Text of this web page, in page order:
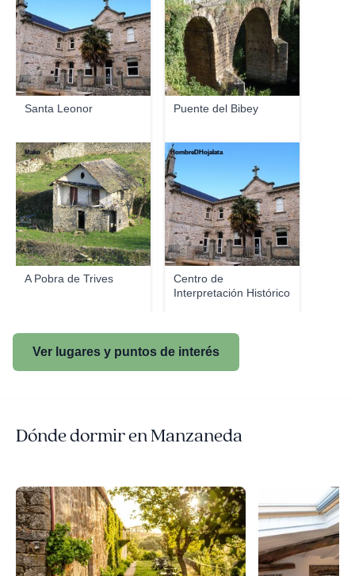
Santa Leonor Puente del Bibey
A Pobra de Trives
_Mako
Centro de
Interpretación Histórico
HombreDHojalata
Ver lugares y puntos de interés
Dónde dormir en Manzaneda